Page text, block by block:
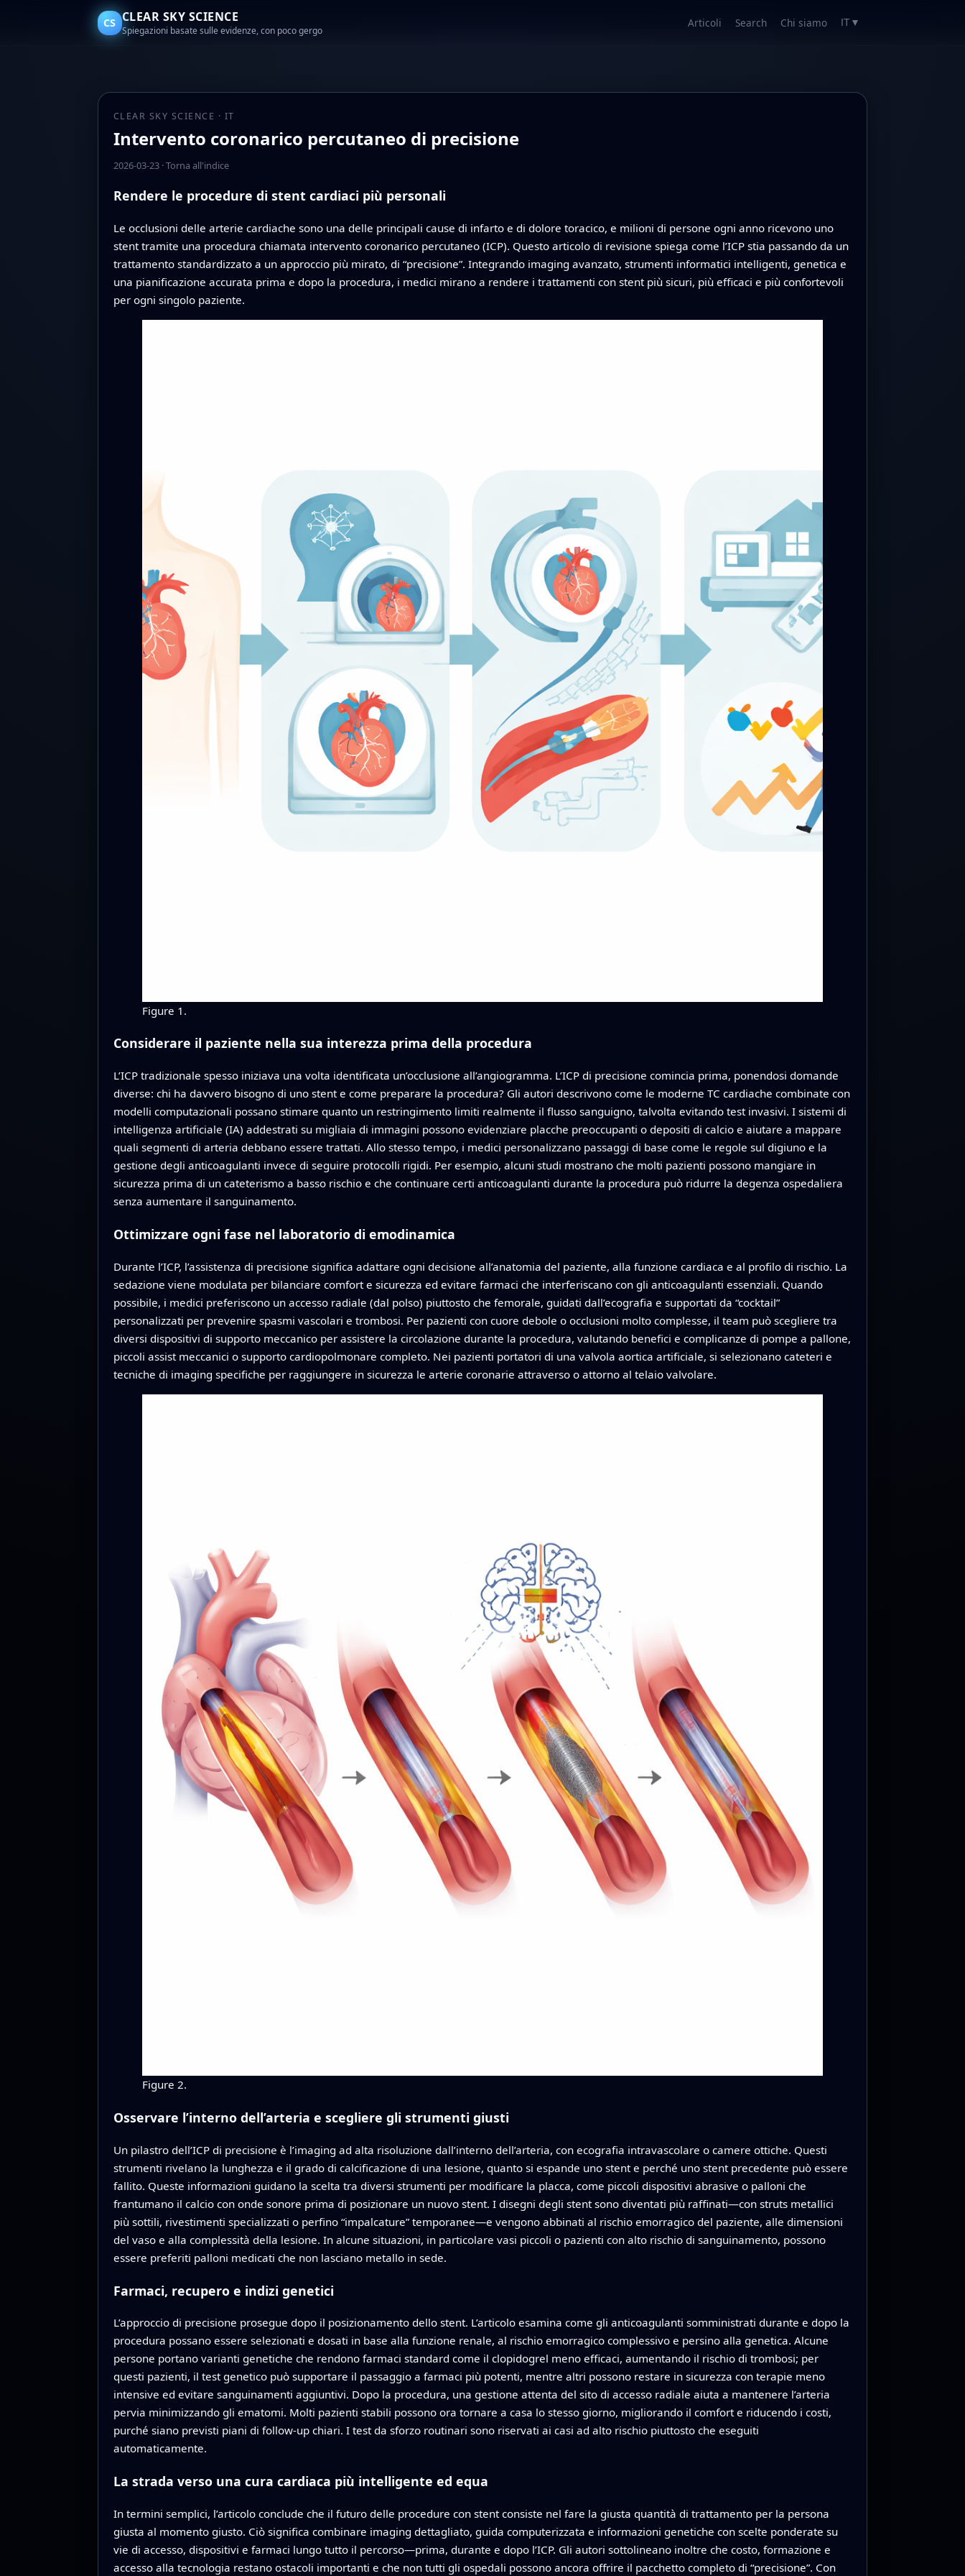
CS CLEAR SKY SCIENCE
Spiegazioni basate sulle evidenze, con poco gergo
Articoli Search Chi siamo IT ▼
CLEAR SKY SCIENCE · IT
Intervento coronarico percutaneo di precisione
2026-03-23·Torna all'indice
Rendere le procedure di stent cardiaci più personali
Le occlusioni delle arterie cardiache sono una delle principali cause di infarto e di dolore toracico, e milioni di persone ogni anno ricevono uno
stent tramite una procedura chiamata intervento coronarico percutaneo (ICP). Questo articolo di revisione spiega come l’ICP stia passando da un
trattamento standardizzato a un approccio più mirato, di “precisione”. Integrando imaging avanzato, strumenti informatici intelligenti, genetica e
una pianificazione accurata prima e dopo la procedura, i medici mirano a rendere i trattamenti con stent più sicuri, più efficaci e più confortevoli
per ogni singolo paziente.
Figure 1.
Considerare il paziente nella sua interezza prima della procedura
L’ICP tradizionale spesso iniziava una volta identificata un’occlusione all’angiogramma. L’ICP di precisione comincia prima, ponendosi domande
diverse: chi ha davvero bisogno di uno stent e come preparare la procedura? Gli autori descrivono come le moderne TC cardiache combinate con
modelli computazionali possano stimare quanto un restringimento limiti realmente il flusso sanguigno, talvolta evitando test invasivi. I sistemi di
intelligenza artificiale (IA) addestrati su migliaia di immagini possono evidenziare placche preoccupanti o depositi di calcio e aiutare a mappare
quali segmenti di arteria debbano essere trattati. Allo stesso tempo, i medici personalizzano passaggi di base come le regole sul digiuno e la
gestione degli anticoagulanti invece di seguire protocolli rigidi. Per esempio, alcuni studi mostrano che molti pazienti possono mangiare in
sicurezza prima di un cateterismo a basso rischio e che continuare certi anticoagulanti durante la procedura può ridurre la degenza ospedaliera
senza aumentare il sanguinamento.
Ottimizzare ogni fase nel laboratorio di emodinamica
Durante l’ICP, l’assistenza di precisione significa adattare ogni decisione all’anatomia del paziente, alla funzione cardiaca e al profilo di rischio. La
sedazione viene modulata per bilanciare comfort e sicurezza ed evitare farmaci che interferiscano con gli anticoagulanti essenziali. Quando
possibile, i medici preferiscono un accesso radiale (dal polso) piuttosto che femorale, guidati dall’ecografia e supportati da “cocktail”
personalizzati per prevenire spasmi vascolari e trombosi. Per pazienti con cuore debole o occlusioni molto complesse, il team può scegliere tra
diversi dispositivi di supporto meccanico per assistere la circolazione durante la procedura, valutando benefici e complicanze di pompe a pallone,
piccoli assist meccanici o supporto cardiopolmonare completo. Nei pazienti portatori di una valvola aortica artificiale, si selezionano cateteri e
tecniche di imaging specifiche per raggiungere in sicurezza le arterie coronarie attraverso o attorno al telaio valvolare.
Figure 2.
Osservare l’interno dell’arteria e scegliere gli strumenti giusti
Un pilastro dell’ICP di precisione è l’imaging ad alta risoluzione dall’interno dell’arteria, con ecografia intravascolare o camere ottiche. Questi
strumenti rivelano la lunghezza e il grado di calcificazione di una lesione, quanto si espande uno stent e perché uno stent precedente può essere
fallito. Queste informazioni guidano la scelta tra diversi strumenti per modificare la placca, come piccoli dispositivi abrasive o palloni che
frantumano il calcio con onde sonore prima di posizionare un nuovo stent. I disegni degli stent sono diventati più raffinati—con struts metallici
più sottili, rivestimenti specializzati o perfino “impalcature” temporanee—e vengono abbinati al rischio emorragico del paziente, alle dimensioni
del vaso e alla complessità della lesione. In alcune situazioni, in particolare vasi piccoli o pazienti con alto rischio di sanguinamento, possono
essere preferiti palloni medicati che non lasciano metallo in sede.
Farmaci, recupero e indizi genetici
L’approccio di precisione prosegue dopo il posizionamento dello stent. L’articolo esamina come gli anticoagulanti somministrati durante e dopo la
procedura possano essere selezionati e dosati in base alla funzione renale, al rischio emorragico complessivo e persino alla genetica. Alcune
persone portano varianti genetiche che rendono farmaci standard come il clopidogrel meno efficaci, aumentando il rischio di trombosi; per
questi pazienti, il test genetico può supportare il passaggio a farmaci più potenti, mentre altri possono restare in sicurezza con terapie meno
intensive ed evitare sanguinamenti aggiuntivi. Dopo la procedura, una gestione attenta del sito di accesso radiale aiuta a mantenere l’arteria
pervia minimizzando gli ematomi. Molti pazienti stabili possono ora tornare a casa lo stesso giorno, migliorando il comfort e riducendo i costi,
purché siano previsti piani di follow‑up chiari. I test da sforzo routinari sono riservati ai casi ad alto rischio piuttosto che eseguiti
automaticamente.
La strada verso una cura cardiaca più intelligente ed equa
In termini semplici, l’articolo conclude che il futuro delle procedure con stent consiste nel fare la giusta quantità di trattamento per la persona
giusta al momento giusto. Ciò significa combinare imaging dettagliato, guida computerizzata e informazioni genetiche con scelte ponderate su
vie di accesso, dispositivi e farmaci lungo tutto il percorso—prima, durante e dopo l’ICP. Gli autori sottolineano inoltre che costo, formazione e
accesso alla tecnologia restano ostacoli importanti e che non tutti gli ospedali possono ancora offrire il pacchetto completo di “precisione”. Con